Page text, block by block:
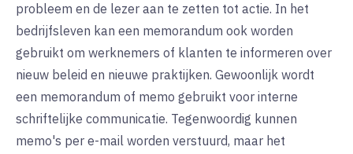
probleem en de lezer aan te zetten tot actie. In het
bedrijfsleven kan een memorandum ook worden
gebruikt om werknemers of klanten te informeren over
nieuw beleid en nieuwe praktijken. Gewoonlijk wordt
een memorandum of memo gebruikt voor interne
schriftelijke communicatie. Tegenwoordig kunnen
memo's per e-mail worden verstuurd, maar het